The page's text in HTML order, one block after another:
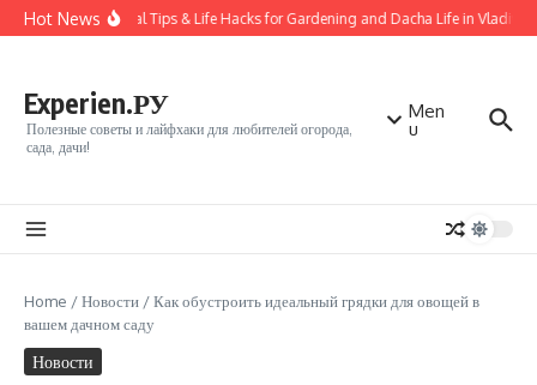
Перейти к содержанию
Hot NewsPractical Tips & Life Hacks for Gardening and Dacha Life in
Experien.РУ
Полезные советы и лайфхаки для любителей огорода,
сада, дачи!
Men
u
Home /Новости /Как обустроить идеальный грядки для овощей в
вашем дачном саду
Новости